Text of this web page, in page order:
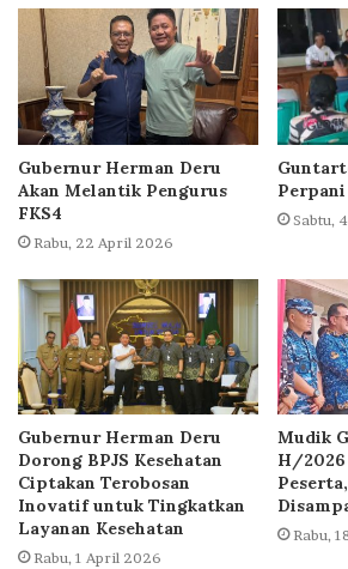
Gubernur Herman Deru
Akan Melantik Pengurus
FKS4
Rabu, 22 April 2026
Sabtu,
Gubernur Herman Deru
Dorong BPJS Kesehatan
Ciptakan Terobosan
Inovatif untuk Tingkatkan
Layanan Kesehatan
Rabu, 1 April 2026
Mudik
H/
Rabu,